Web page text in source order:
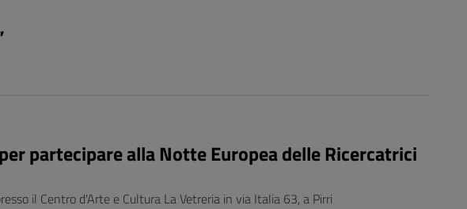
partecipare alla Notte Europea delle Ricercatrici
il Centro d'Arte e Cultura La Vetreria in via Italia 63, a Pirri